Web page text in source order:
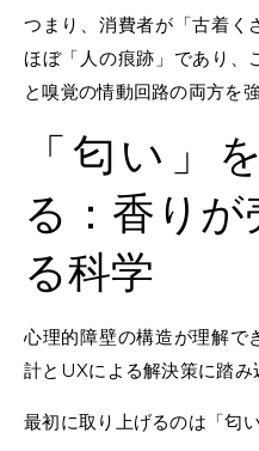
つまり、消費者が「古着く
ほぼ「人の痕跡」であり、
と嗅覚の情動回路の両方を
「匂い」
る：香り
る科学
心理的障壁の構造が理解で
計とUXによる解決策に踏み
最初に取り上げるのは「匂い